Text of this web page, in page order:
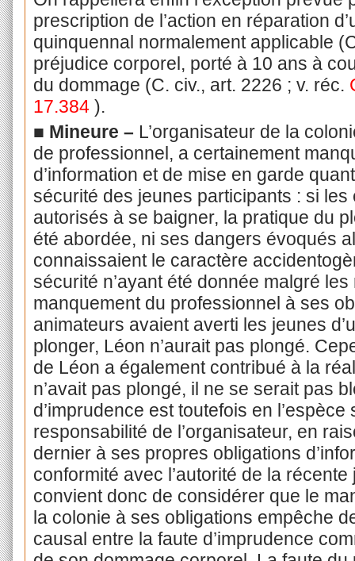
prescription de l’action en réparation
quinquennal normalement applicable
préjudice corporel, porté à 10 ans à
du dommage (C. civ., art. 2226 ; v. réc.
17.384 ).
■ Mineure – L’organisateur de la
de professionnel, a certainement
d’information et de mise en garde
sécurité des jeunes participants : si
autorisés à se baigner, la pratique du
été abordée, ni ses dangers évoqués
connaissaient le caractère
sécurité n’ayant été donnée malgré
manquement du professionnel à ses
animateurs avaient averti les jeunes
plonger, Léon n’aurait pas plongé.
de Léon a également contribué à la
n’avait pas plongé, il ne se serait pas
d’imprudence est toutefois en
responsabilité de l’organisateur, en
dernier à ses propres obligations
conformité avec l’autorité de la
convient donc de considérer que le
la colonie à ses obligations empêche
causal entre la faute d’imprudence